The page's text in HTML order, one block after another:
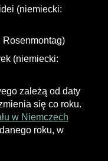
(niemiecki:
Rosenmontag)
(niemiecki:
zależą od daty
się co roku.
w Niemczech
roku, w